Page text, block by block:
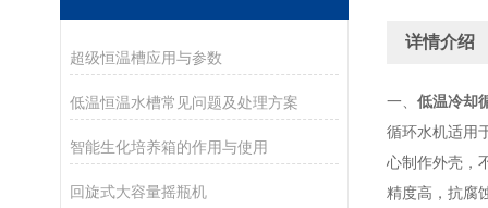
超级恒温槽应用与参数
低温恒温水槽常见问题及处理方案
智能生化培养箱的作用与使用
回旋式大容量摇瓶机
详情介绍
一、 低温冷却
循环水机适用
心制作外壳，
精度高，抗腐